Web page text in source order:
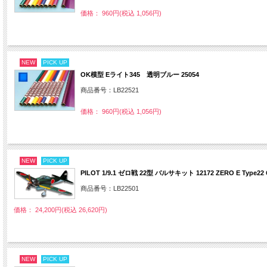
価格： 960円(税込 1,056円)
NEW PICK UP
OK模型 Eライト345 透明ブルー 25054
商品番号：LB22521
価格： 960円(税込 1,056円)
NEW PICK UP
PILOT 1/9.1 ゼロ戦 22型 バルサキット 12172 ZERO E Type22
商品番号：LB22501
価格： 24,200円(税込 26,620円)
NEW PICK UP